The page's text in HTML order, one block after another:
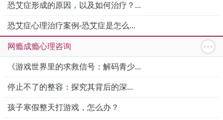
恐艾症形成的原因，以及如何治疗？...
恐艾症心理治疗案例-恐艾症是怎么...
网瘾成瘾心理咨询
《游戏世界里的求救信号：解码青少...
停止不了的整容：探究其背后的深...
孩子寒假整天打游戏，怎么办？